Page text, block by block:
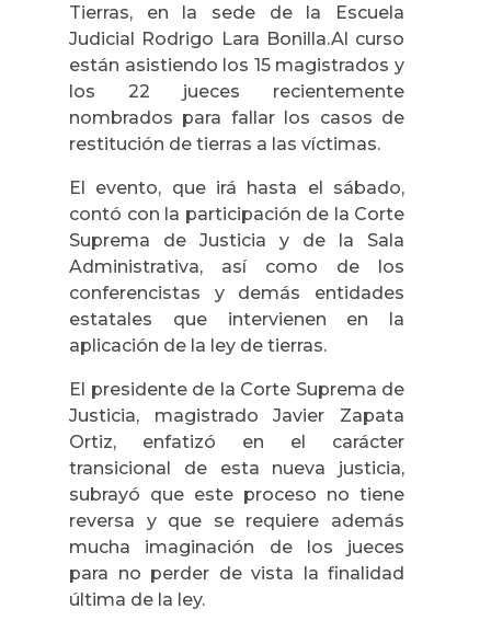
Tierras, en la sede de la Escuela
Judicial Rodrigo Lara Bonilla.Al curso
están asistiendo los 15 magistrados y
los 22 jueces recientemente
nombrados para fallar los casos de
restitución de tierras a las víctimas.
El evento, que irá hasta el sábado,
contó con la participación de la Corte
Suprema de Justicia y de la Sala
Administrativa, así como de los
conferencistas y demás entidades
estatales que intervienen en la
aplicación de la ley de tierras.
El presidente de la Corte Suprema de
Justicia, magistrado Javier Zapata
Ortiz, enfatizó en el carácter
transicional de esta nueva justicia,
subrayó que este proceso no tiene
reversa y que se requiere además
mucha imaginación de los jueces
para no perder de vista la finalidad
última de la ley.